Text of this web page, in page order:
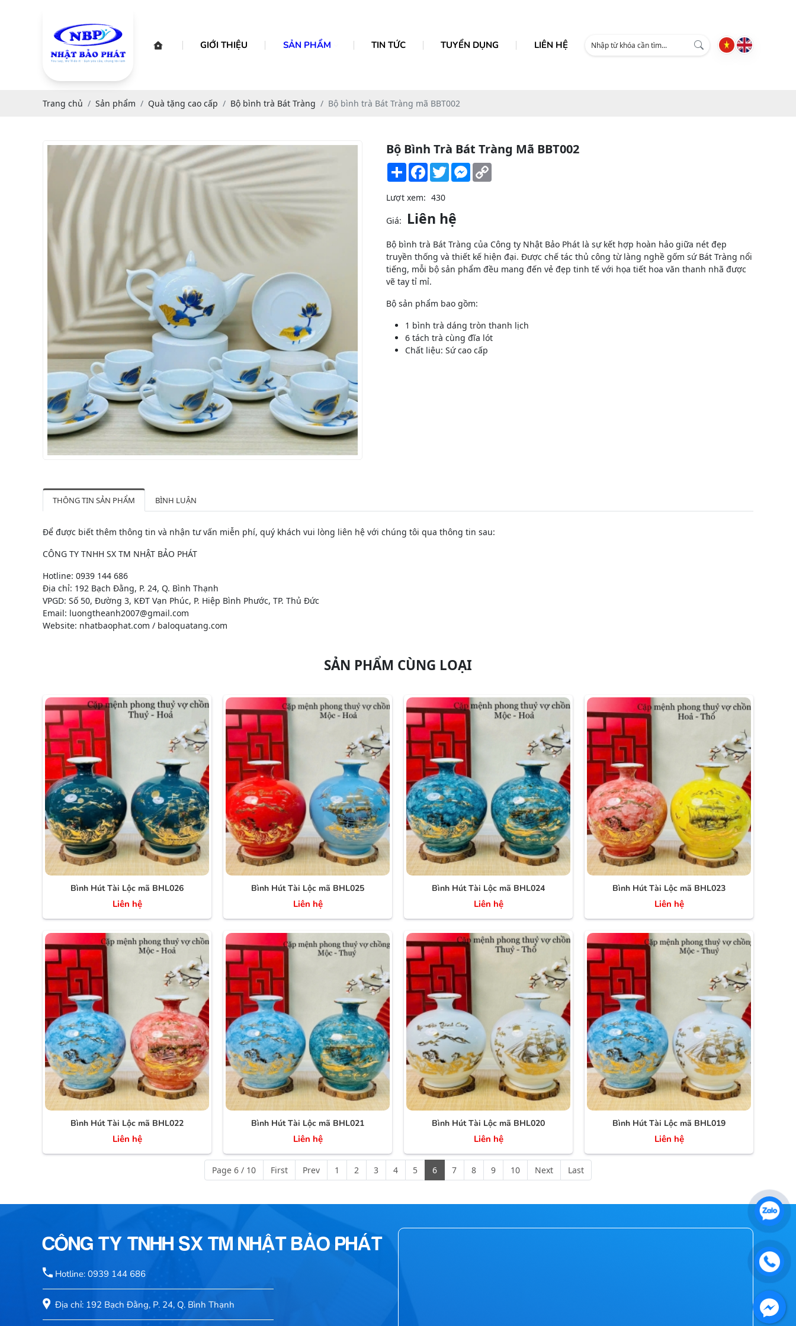
GIỚI THIỆU SẢN PHẨM TIN TỨC TUYỂN DỤNG LIÊN HỆ
Trang chủ Sản phẩm Quà tặng cao cấp Bộ bình trà Bát Tràng Bộ bình trà Bát Tràng mã BBT002
Bộ Bình Trà Bát Tràng Mã BBT002
Share Facebook
TwitterMessenger
Lượt xem: 430
Giá: Liên hệ
Bộ bình trà Bát Tràng của Công ty Nhật Bảo Phát là sự kết hợp hoàn hảo giữa nét đẹp
truyền thống và thiết kế hiện đại. Được chế tác thủ công từ làng nghề gốm sứ Bát Tràng nổi
tiếng, mỗi bộ sản phẩm đều mang đến vẻ đẹp tinh tế với họa tiết hoa văn thanh nhã được
vẽ tay tỉ mỉ.
Bộ sản phẩm bao gồm:
1 bình trà dáng tròn thanh lịch
6 tách trà cùng đĩa lót
Chất liệu: Sứ cao cấp
THÔNG TIN SẢN PHẨM BÌNH LUẬN
Để được biết thêm thông tin và nhận tư vấn miễn phí, quý khách vui lòng liên hệ với chúng tôi qua thông tin sau:
CÔNG TY TNHH SX TM NHẬT BẢO PHÁT
Hotline: 0939 144 686
Địa chỉ: 192 Bạch Đằng, P. 24, Q. Bình Thạnh
VPGD: Số 50, Đường 3, KĐT Vạn Phúc, P. Hiệp Bình Phước, TP. Thủ Đức
Email: luongtheanh2007@gmail.com
Website: nhatbaophat.com / baloquatang.com
SẢN PHẨM CÙNG LOẠI
Bình Hút Tài Lộc mã BHL026
Liên hệ
Bình Hút Tài Lộc mã BHL025
Liên hệ
Bình Hút Tài Lộc mã BHL024
Liên hệ
Bình Hút Tài Lộc mã BHL023
Liên hệ
Bình Hút Tài Lộc mã BHL022
Liên hệ
Bình Hút Tài Lộc mã BHL021
Liên hệ
Bình Hút Tài Lộc mã BHL020
Liên hệ
Bình Hút Tài Lộc mã BHL019
Liên hệ
Page 6 / 10 First Prev 1 2 3 4 5 6 7 8 9 10 Next Last
CÔNG TY TNHH SX TM NHẬT BẢO PHÁT
Hotline: 0939 144 686
Địa chỉ: 192 Bạch Đằng, P. 24, Q. Bình Thạnh